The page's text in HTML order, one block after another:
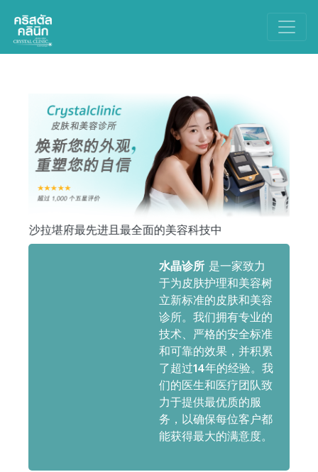
Main Navigation
府最先进且最全面的美容科技中
水晶诊所 是一家致力
于为皮肤护理和美容树
立新标准的皮肤和美容
诊所。我们拥有专业的
技术、严格的安全标准
和可靠的效果，并积累
了超过14年的经验。我
们的医生和医疗团队致
力于提供最优质的服
务，以确保每位客户都
能获得最大的满意度。